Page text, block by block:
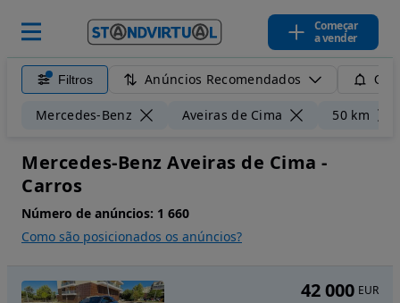
Começar
a vender
Filtros Anúncios Recomendados
Mercedes-Benz Aveiras de Cima 50 km
Mercedes-Benz Aveiras de Cima -
Carros
Número de anúncios: 1 660
Como são posicionados os anúncios?
42 000 EUR